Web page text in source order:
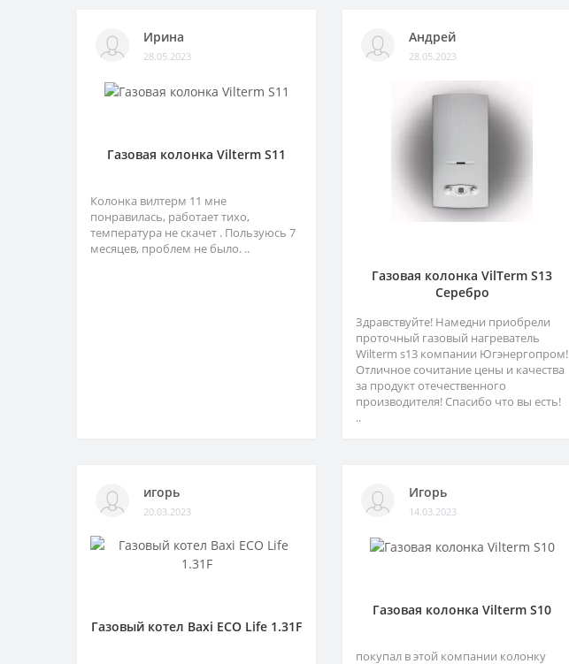
Ирина
28.05.2023
Газовая колонка Vilterm S11
Колонка вилтерм 11 мне
понравилась, работает тихо,
температура не скачет . Пользуюсь 7
месяцев, проблем не было. ..
Андрей
28.05.2023
Газовая колонка VilTerm S13
Серебро
Здравствуйте! Намедни приобрели
проточный газовый нагреватель
Wilterm s13 компании Югэнергопром!
Отличное сочитание цены и качества
за продукт отечественного
производителя! Спасибо что вы есть!
..
игорь
20.03.2023
Газовый котел Baxi ECO Life 1.31F
Игорь
14.03.2023
Газовая колонка Vilterm S10
покупал в этой компании колонку